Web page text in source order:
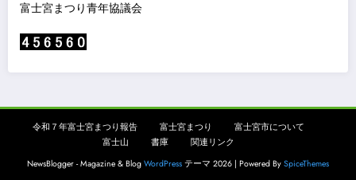
富士宮まつり青年協議会
令和７年富士宮まつり報告 富士宮まつり
富士宮市について
富士山
書庫
関連リンク
NewsBlogger - Magazine & Blog WordPress テーマ 2026 | Powered By SpiceThemes